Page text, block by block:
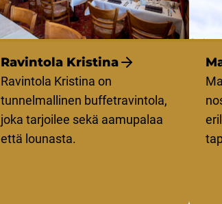
Ravintola Kristina
Ravintola Kristina on
tunnelmallinen buffetravintola,
joka tarjoilee sekä aamupalaa
että lounasta.